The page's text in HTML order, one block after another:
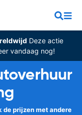
Deze actie
vandaag nog!
de prijzen met andere